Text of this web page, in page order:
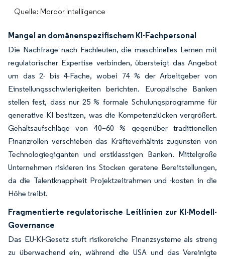
Quelle: Mordor Intelligence
Mangel an domänenspezifischem KI-Fachpersonal
Die Nachfrage nach Fachleuten, die maschinelles Lernen mit
regulatorischer Expertise verbinden, übersteigt das Angebot
um das 2- bis 4-Fache, wobei 74 % der Arbeitgeber von
Einstellungsschwierigkeiten berichten. Europäische Banken
stellen fest, dass nur 25 % formale Schulungsprogramme für
generative KI besitzen, was die Kompetenzlücken vergrößert.
Gehaltsaufschläge von 40–60 % gegenüber traditionellen
Finanzrollen verschieben das Kräfteverhältnis zugunsten von
Technologiegiganten und erstklassigen Banken. Mittelgroße
Unternehmen riskieren ins Stocken geratene Bereitstellungen,
da die Talentknappheit Projektzeitrahmen und -kosten in die
Höhe treibt.
Fragmentierte regulatorische Leitlinien zur KI-Modell-
Governance
Das EU-KI-Gesetz stuft risikoreiche Finanzsysteme als streng
zu überwachend ein, während die USA und das Vereinigte